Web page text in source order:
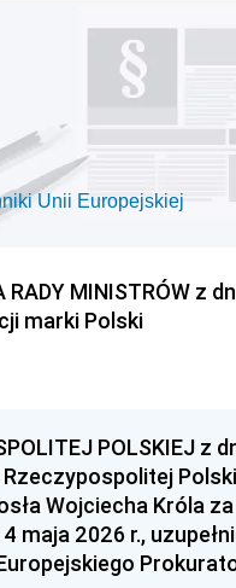
Unii Europejskiej
RADY MINISTRÓW z
marki Polski
POLSKIEJ z
Wojciecha Króla
maja 2026 r.,